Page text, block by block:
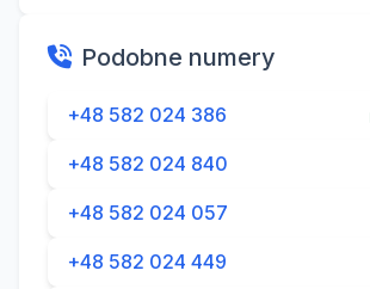
Podobne numery
+48 582 024 386
+48 582 024 840
+48 582 024 057
+48 582 024 449